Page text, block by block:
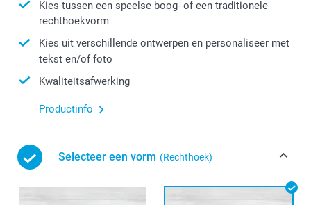
Kies tussen een speelse boog- of een traditionele
rechthoekvorm
Kies uit verschillende ontwerpen en personaliseer met
tekst en/of foto
Kwaliteitsafwerking
Productinfo
Selecteer een vorm (Rechthoek)